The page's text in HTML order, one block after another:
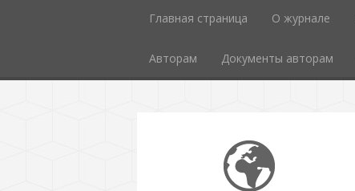
Главная страница О журнале
Авторам Документы авторам